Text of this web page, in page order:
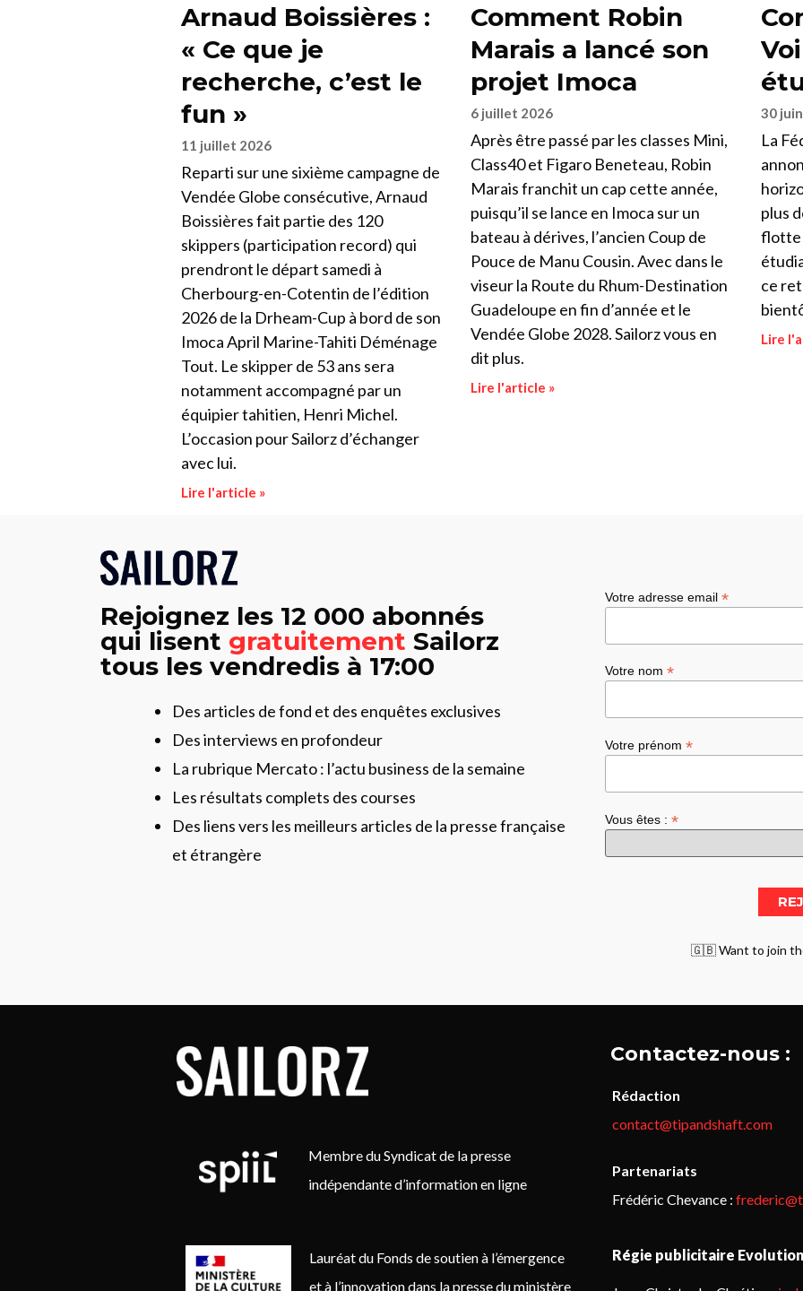
Arnaud Boissières :
« Ce que je
recherche, c’est le
fun »
11 juillet 2026
Reparti sur une sixième campagne de
Vendée Globe consécutive, Arnaud
Boissières fait partie des 120
skippers (participation record) qui
prendront le départ samedi à
Cherbourg-en-Cotentin de l’édition
2026 de la Drheam-Cup à bord de son
Imoca April Marine-Tahiti Déménage
Tout. Le skipper de 53 ans sera
notamment accompagné par un
équipier tahitien, Henri Michel.
L’occasion pour Sailorz d’échanger
avec lui.
Lire l'article »
Comment Robin
Marais a lancé son
projet Imoca
6 juillet 2026
Après être passé par les classes Mini,
Class40 et Figaro Beneteau, Robin
Marais franchit un cap cette année,
puisqu’il se lance en Imoca sur un
bateau à dérives, l’ancien Coup de
Pouce de Manu Cousin. Avec dans le
viseur la Route du Rhum-Destination
Guadeloupe en fin d’année et le
Vendée Globe 2028. Sailorz vous en
dit plus.
Lire l'article »
30
La
plus
flotte
ce
Lire
Rejoignez les 12 000 abonnés
qui lisent gratuitement Sailorz
tous les vendredis à 17:00
Des articles de fond et des enquêtes exclusives
Des interviews en profondeur
La rubrique Mercato : l’actu business de la semaine
Les résultats complets des courses
Des liens vers les meilleurs articles de la presse française
et étrangère
Votre adresse email*
Votre nom*
Votre prénom*
Vous êtes :*
🇬🇧 Want to join
Membre du Syndicat de la presse
indépendante d’information en ligne
Lauréat du Fonds de soutien à l’émergence
et à l’innovation dans la presse du ministère
Contactez-nous :
Rédaction
contact@tipandshaft.com
Partenariats
Frédéric Chevance :
Régie publicitaire